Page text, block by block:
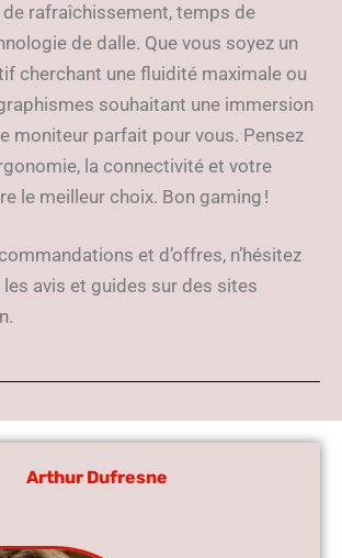
rafraîchissement, temps de
de dalle. Que vous soyez un
cherchant une fluidité maximale ou
souhaitant une immersion
moniteur parfait pour vous. Pensez
la connectivité et votre
le meilleur choix. Bon gaming !
et d’offres, n’hésitez
avis et guides sur des sites
Arthur Dufresne